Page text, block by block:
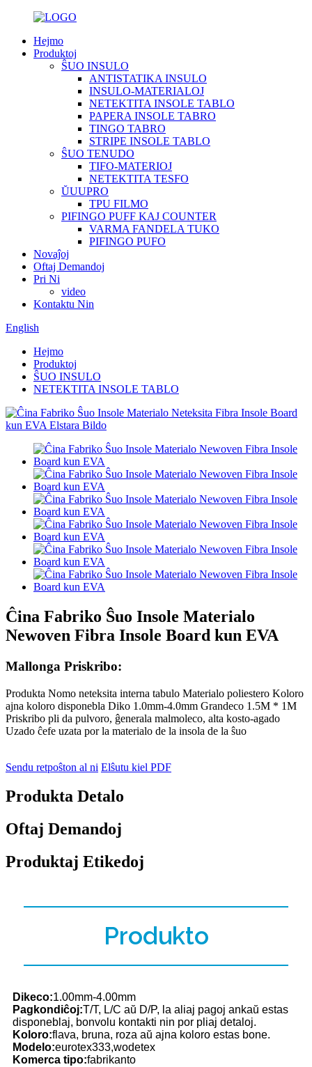
Hejmo
Produktoj
ŜUO INSULO
ANTISTATIKA INSULO
INSULO-MATERIALOJ
NETEKTITA INSOLE TABLO
PAPERA INSOLE TABRO
TINGO TABRO
STRIPE INSOLE TABLO
ŜUO TENUDO
TIFO-MATERIOJ
NETEKTITA TESFO
ŬUUPRO
TPU FILMO
PIFINGO PUFF KAJ COUNTER
VARMA FANDELA TUKO
PIFINGO PUFO
Novaĵoj
Oftaj Demandoj
Pri Ni
video
Kontaktu Nin
English
Hejmo
Produktoj
ŜUO INSULO
NETEKTITA INSOLE TABLO
Ĉina Fabriko Ŝuo Insole Materialo
Newoven Fibra Insole Board kun EVA
Mallonga Priskribo:
Produkta Nomo neteksita interna tabulo Materialo poliestero Koloro
ajna koloro disponebla Diko 1.0mm-4.0mm Grandeco 1.5M * 1M
Priskribo pli da pulvoro, ĝenerala malmoleco, alta kosto-agado
Uzado ĉefe uzata por la materialo de la insola de la ŝuo
Sendu retpoŝton al ni Elŝutu kiel PDF
Produkta Detalo
Oftaj Demandoj
Produktaj Etikedoj
Produkto
Dikeco:1.00mm-4.00mm
Pagkondiĉoj:T/T, L/C aŭ D/P, la aliaj pagoj ankaŭ estas
disponeblaj, bonvolu kontakti nin por pliaj detaloj.
Koloro:flava, bruna, roza aŭ ajna koloro estas bone.
Modelo:eurotex333,wodetex
Komerca tipo:fabrikanto